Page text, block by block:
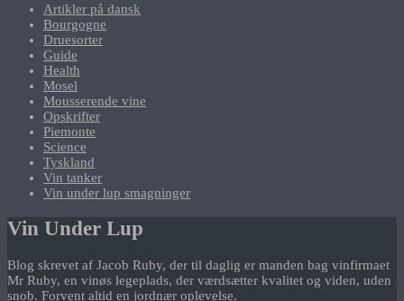
Artikler på dansk
Bourgogne
Druesorter
Guide
Health
Mosel
Mousserende vine
Opskrifter
Piemonte
Science
Tyskland
Vin tanker
Vin under lup smagninger
Vin Under Lup
Blog skrevet af Jacob Ruby, der til daglig er manden bag vinfirmaet
Mr Ruby, en vinøs legeplads, der værdsætter kvalitet og viden, uden
snob. Forvent altid en jordnær oplevelse.